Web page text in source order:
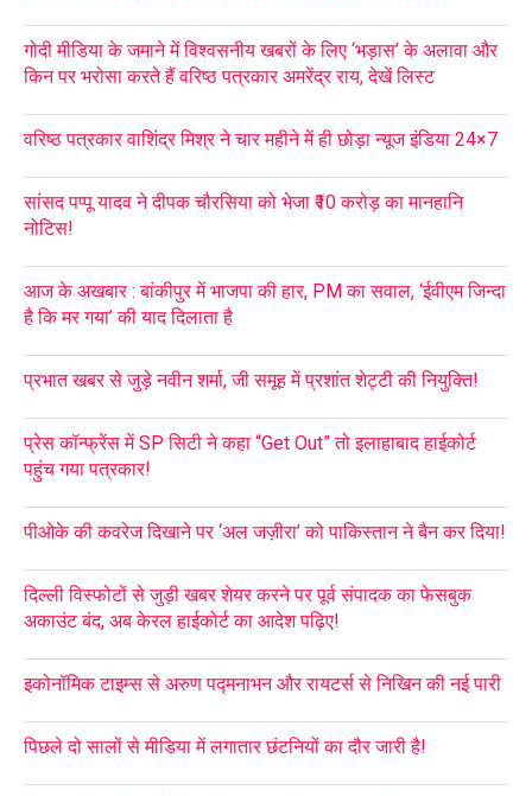
गोदी मीडिया के जमाने में विश्वसनीय खबरों के लिए ‘भड़ास’ के अलावा और
किन पर भरोसा करते हैं वरिष्ठ पत्रकार अमरेंद्र राय, देखें लिस्ट
वरिष्ठ पत्रकार वाशिंद्र मिश्र ने चार महीने में ही छोड़ा न्यूज इंडिया 24×7
सांसद पप्पू यादव ने दीपक चौरसिया को भेजा ₹10 करोड़ का मानहानि
नोटिस!
आज के अखबार : बांकीपुर में भाजपा की हार, PM का सवाल, ‘ईवीएम जिन्दा
है कि मर गया’ की याद दिलाता है
प्रभात खबर से जुड़े नवीन शर्मा, जी समूह में प्रशांत शेट्टी की नियुक्ति!
प्रेस कॉन्फ्रेंस में SP सिटी ने कहा “Get Out” तो इलाहाबाद हाईकोर्ट
पहुंच गया पत्रकार!
पीओके की कवरेज दिखाने पर ‘अल जज़ीरा’ को पाकिस्तान ने बैन कर दिया!
दिल्ली विस्फोटों से जुड़ी खबर शेयर करने पर पूर्व संपादक का फेसबुक
अकाउंट बंद, अब केरल हाईकोर्ट का आदेश पढ़िए!
इकोनॉमिक टाइम्स से अरुण पद्मनाभन और रायटर्स से निखिन की नई पारी
पिछले दो सालों से मीडिया में लगातार छंटनियों का दौर जारी है!